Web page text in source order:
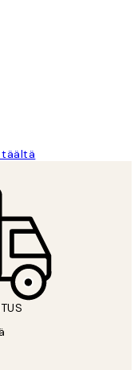
täältä